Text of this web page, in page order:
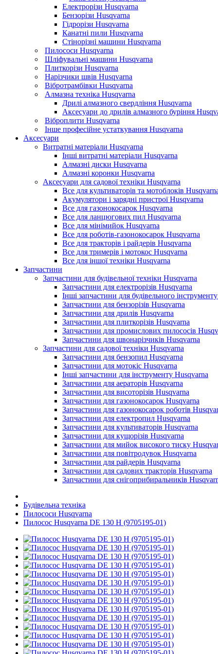
Електрорізи Husqvarna
Бензорізи Husqvarna
Гідрорізи Husqvarna
Канатні пили Husqvarna
Стінорізні машини Husqvarna
Пилососи Husqvarna
Шліфувальні машини Husqvarna
Плиткорізи Husqvarna
Нарізчики швів Husqvarna
Вібротрамбівки Husqvarna
Алмазна техніка Husqvarna
Дрилі алмазного свердління Husqvarna
Аксесуари до дрилів алмазного буріння
Віброплити Husqvarna
Інше професійне устаткування Husqvarna
Аксесуари
Витратні матеріали Husqvarna
Інші витратні матеріали Husqvarna
Алмазні диски Husqvarna
Алмазні коронки Husqvarna
Аксесуари для садової техніки Husqvarna
Все для культиваторів та мотоблоків
Акумулятори і зарядні пристрої Husqvarna
Все для газонокосарок Husqvarna
Все для ланцюгових пил Husqvarna
Все для мінімийок Husqvarna
Все для роботів-газонокосарок Husqvarna
Все для тракторів і райдерів Husqvarna
Все для тримерів і мотокос Husqvarna
Все для іншої техніки Husqvarna
Запчастини
Запчастини для будівельної техніки Husqvarna
Запчастини для електрорізів Husqvarna
Інші запчастини для будівельного
Запчастини для бензорізів Husqvarna
Запчастини для дрилів Husqvarna
Запчастини для плиткорізів Husqvarna
Запчастини для промислових пилососів
Запчастини для швонарізчиків Husqvarna
Запчастини для садової техніки Husqvarna
Запчастини для бензопил Husqvarna
Запчастини для мотокіс Husqvarna
Інші запчастини для інструменту Husqvarna
Запчастини для аераторів Husqvarna
Запчастини для висоторізів Husqvarna
Запчастини для газонокосарок Husqvarna
Запчастини для газонокосарок роботів
Запчастини для електропил Husqvarna
Запчастини для культиваторів Husqvarna
Запчастини для кущорізів Husqvarna
Запчастини для мийок високого тиску
Запчастини для повітродувок Husqvarna
Запчастини для райдерів Husqvarna
Запчастини для садових тракторів Husqvarna
Запчастини для снігоприбиральників
Будівельна техніка
Пилососи Husqvarna
Пилосос Husqvarna DE 130 H (9705195-01)